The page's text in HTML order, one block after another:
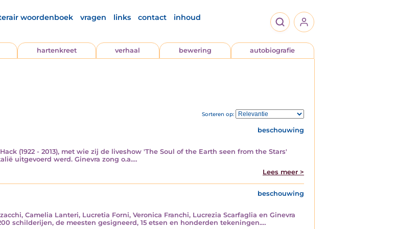
woordenboek vragen links contact inhoud
hartenkreet verhaal bewering autobiografie
Sorteren op:
beschouwing
(1922 - 2013), met wie zij de liveshow 'The Soul of the Earth seen from the Stars'
uitgevoerd werd. Ginevra zong o.a.…
Lees meer >
beschouwing
Camelia Lanteri, Lucretia Forni, Veronica Franchi, Lucrezia Scarfaglia en Ginevra
schilderijen, de meesten gesigneerd, 15 etsen en honderden tekeningen.…